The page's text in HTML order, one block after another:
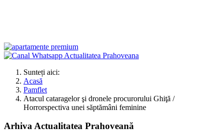
Sunteți aici:
Acasă
Pamflet
Atacul cataragelor şi dronele procurorului Ghiţă /
Horrorspectiva unei săptămâni feminine
Arhiva Actualitatea Prahoveană